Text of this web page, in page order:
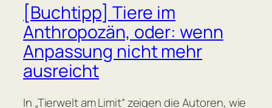
[Buchtipp] Tiere im
Anthropozän, oder: wenn
Anpassung nicht mehr
ausreicht
In „Tierwelt am Limit“ zeigen die Autoren, wie